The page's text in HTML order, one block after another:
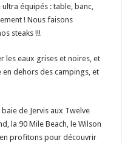
équipés : table, banc,
! Nous faisons
steaks !!!
les eaux grises et noires, et
dehors des campings, et
de Jervis aux Twelve
la 90 Mile Beach, le Wilson
profitons pour découvrir